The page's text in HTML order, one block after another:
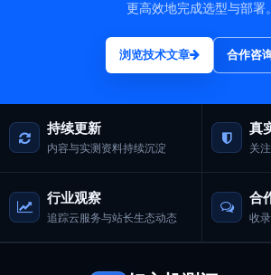
更高效地完成选型与部署。
浏览技术文章 合作咨
持续更新
内容与实测资料持续沉淀
真
关
行业观察
追踪云服务与站长生态动态
合
收